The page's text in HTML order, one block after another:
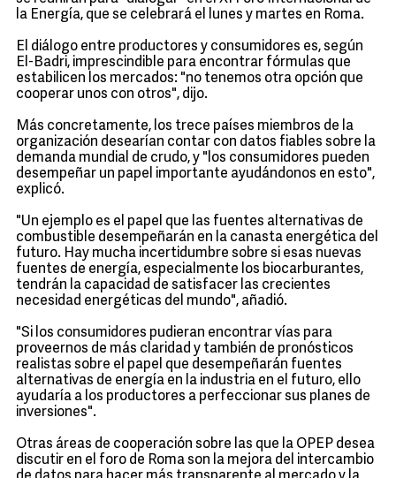
la Energía, que se celebrará el lunes y martes en Roma.
El diálogo entre productores y consumidores es, según
El-Badri, imprescindible para encontrar fórmulas que
estabilicen los mercados: "no tenemos otra opción que
cooperar unos con otros", dijo.
Más concretamente, los trece países miembros de la
organización desearían contar con datos fiables sobre la
demanda mundial de crudo, y "los consumidores pueden
desempeñar un papel importante ayudándonos en esto",
explicó.
"Un ejemplo es el papel que las fuentes alternativas de
combustible desempeñarán en la canasta energética del
futuro. Hay mucha incertidumbre sobre si esas nuevas
fuentes de energía, especialmente los biocarburantes,
tendrán la capacidad de satisfacer las crecientes
necesidad energéticas del mundo", añadió.
"Si los consumidores pudieran encontrar vías para
proveernos de más claridad y también de pronósticos
realistas sobre el papel que desempeñarán fuentes
alternativas de energía en la industria en el futuro, ello
ayudaría a los productores a perfeccionar sus planes de
inversiones".
Otras áreas de cooperación sobre las que la OPEP desea
discutir en el foro de Roma son la mejora del intercambio